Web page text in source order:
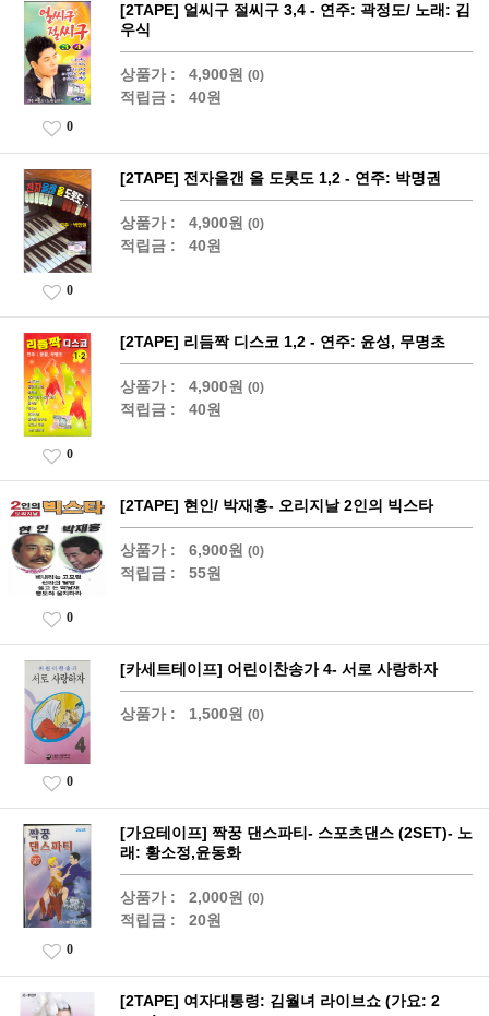
[2TAPE] 얼씨구 절씨구 3,4 - 연주: 곽정도/ 노래: 김
우식
상품가 : 4,900원 (0)
적립금 : 40원
0
[2TAPE] 전자올갠 올 도롯도 1,2 - 연주: 박명권
상품가 : 4,900원 (0)
적립금 : 40원
0
[2TAPE] 리듬짝 디스코 1,2 - 연주: 윤성, 무명초
상품가 : 4,900원 (0)
적립금 : 40원
0
[2TAPE] 현인/ 박재홍- 오리지날 2인의 빅스타
상품가 : 6,900원 (0)
적립금 : 55원
0
[카세트테이프] 어린이찬송가 4- 서로 사랑하자
상품가 : 1,500원 (0)
0
[가요테이프] 짝꿍 댄스파티- 스포츠댄스 (2SET)- 노
래: 황소정,윤동화
상품가 : 2,000원 (0)
적립금 : 20원
0
[2TAPE] 여자대통령: 김월녀 라이브쇼 (가요: 2